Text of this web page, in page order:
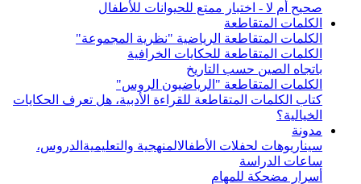
صحيح أم لا - اختبار ممتع للحيوانات للأطفال
الكلمات المتقاطعة
الكلمات المتقاطعة الرياضية "نظرية المجموعة"
الكلمات المتقاطعة للحكايات الخرافية
باتجاه الصين حسب التاريخ
الكلمات المتقاطعة "الرياضيون الروس"
كتاب الكلمات المتقاطعة للقراءة الأدبية، هل تعرف الحكايات
الخيالية؟
مدونة
سيناريوهات لحفلات الأطفالالمنهجية والتعليمية الدروس،
ساعات الدراسة
أسرار مضحكة للمهام